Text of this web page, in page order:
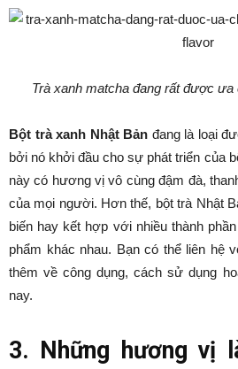
Trà xanh matcha đang rất được
Bột trà xanh Nhật Bản đang là loại
bởi nó khởi đầu cho sự phát triển của
này có hương vị vô cùng đậm đà,
của mọi người. Hơn thế, bột trà Nhật
biến hay kết hợp với nhiều thành
phẩm khác nhau. Bạn có thể liên hệ
thêm về công dụng, cách sử dụng
nay.
3. Những hương vị